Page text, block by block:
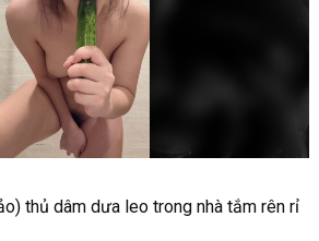
thủ dâm dưa leo trong nhà tắm rên rỉ